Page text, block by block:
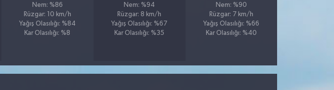
Nem: %86
Rüzgar: 10 km/h
Yağış Olasılığı: %84
Kar Olasılığı: %8
Nem: %94
Rüzgar: 8 km/h
Yağış Olasılığı: %67
Kar Olasılığı: %35
Nem: %90
Rüzgar: 7 km/h
Yağış Olasılığı: %66
Kar Olasılığı: %40